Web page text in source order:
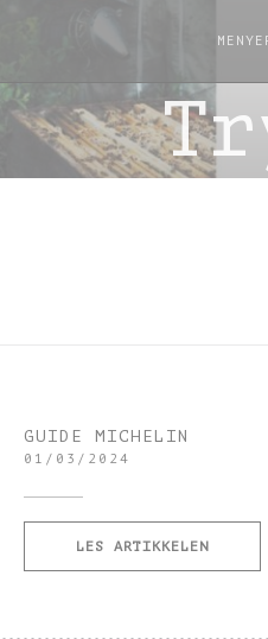
GUIDE MICHELIN
01/03/2024
LES ARTIKKELEN